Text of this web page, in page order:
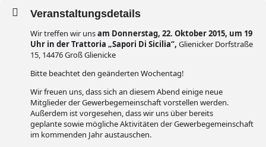
Veranstaltungsdetails
Wir treffen wir unsam Donnerstag, 22. Oktober 2015, um 19
Uhr in der Trattoria „Sapori Di Sicilia“, Glienicker Dorfstraße
15, 14476 Groß Glienicke
Bitte beachtet den geänderten Wochentag!
Wir freuen uns, dass sich an diesem Abend einige neue
Mitglieder der Gewerbegemeinschaft vorstellen werden.
Außerdem ist vorgesehen, dass wir uns über bereits
geplante sowie mögliche Aktivitäten der Gewerbegemeinschaft
im kommenden Jahr austauschen.